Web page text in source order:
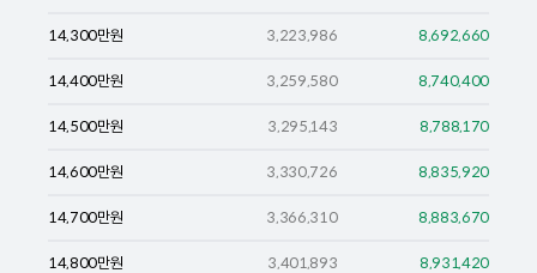
14,300만원 3,223,986 8,692,660
14,400만원 3,259,580 8,740,400
14,500만원 3,295,143 8,788,170
14,600만원 3,330,726 8,835,920
14,700만원 3,366,310 8,883,670
14,800만원 3,401,893 8,931,420